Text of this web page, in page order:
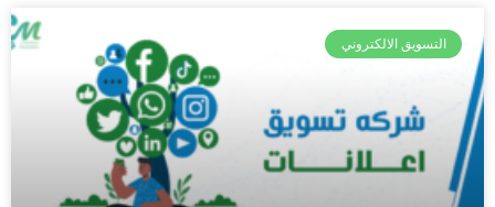
التسويق الالكتروني